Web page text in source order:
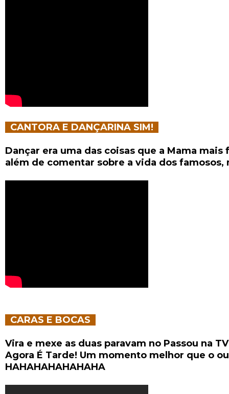
CANTORA E DANÇARINA SIM!
Dançar era uma das coisas que a Mama mais
além de comentar sobre a vida dos famosos,
CARAS E BOCAS
Vira e mexe as duas paravam no Passou na
Agora É Tarde! Um momento melhor que o
HAHAHAHAHAHAHA